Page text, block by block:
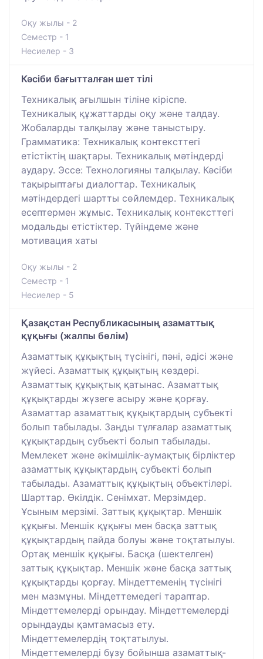
Оқу жылы - 2
Семестр - 1
Несиелер - 3
Кәсіби бағытталған шет тілі
Техникалық ағылшын тіліне кіріспе.
Техникалық құжаттарды оқу және талдау.
Жобаларды талқылау және таныстыру.
Грамматика: Техникалық контексттегі
етістіктің шақтары. Техникалық мәтіндерді
аудару. Эссе: Технологияны талқылау. Кәсіби
тақырыптағы диалогтар. Техникалық
мәтіндердегі шартты сөйлемдер. Техникалық
есептермен жұмыс. Техникалық контексттегі
модальды етістіктер. Түйіндеме және
мотивация хаты
Оқу жылы - 2
Семестр - 1
Несиелер - 5
Қазақстан Республикасының азаматтық
құқығы (жалпы бөлім)
Азаматтық құқықтың түсінігі, пәні, әдісі және
жүйесі. Азаматтық құқықтың көздері.
Азаматтық құқықтық қатынас. Азаматтық
құқықтарды жүзеге асыру және қорғау.
Азаматтар азаматтық құқықтардың субъекті
болып табылады. Заңды тұлғалар азаматтық
құқықтардың субъекті болып табылады.
Мемлекет және әкімшілік-аумақтық бірліктер
азаматтық құқықтардың субъекті болып
табылады. Азаматтық құқықтың объектілері.
Шарттар. Өкілдік. Сенімхат. Мерзімдер.
Ұсыным мерзімі. Заттық құқықтар. Меншік
құқығы. Меншік құқығы мен басқа заттық
құқықтардың пайда болуы және тоқтатылуы.
Ортақ меншік құқығы. Басқа (шектелген)
заттық құқықтар. Меншік және басқа заттық
құқықтарды қорғау. Міндеттеменің түсінігі
мен мазмұны. Міндеттемедегі тараптар.
Міндеттемелерді орындау. Міндеттемелерді
орындауды қамтамасыз ету.
Міндеттемелердің тоқтатылуы.
Міндеттемелерді бұзу бойынша азаматтық-